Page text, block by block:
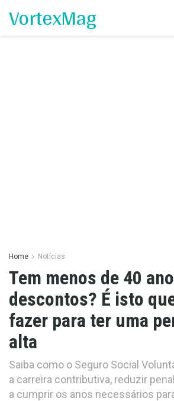
VortexMag
Home Notícias
Tem menos de 40
descontos? É isto
fazer para ter uma
alta
Saiba como o Seguro Social
a carreira contributiva, reduzir
a cumprir os anos necessários